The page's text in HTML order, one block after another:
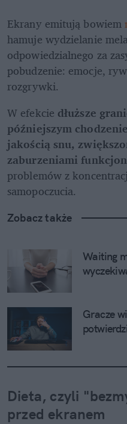
Ekrany emitują bowiem
hamuje wydzielanie
odpowiedzialnego za
pobudzenie: emocje,
rozgrywki.
W efekcie dłuższe
późniejszym
jakością snu,
zaburzeniami
problemów z
samopoczucia.
Zobacz także
Waiting
Gracze
Dieta, czyli
przed ekranem